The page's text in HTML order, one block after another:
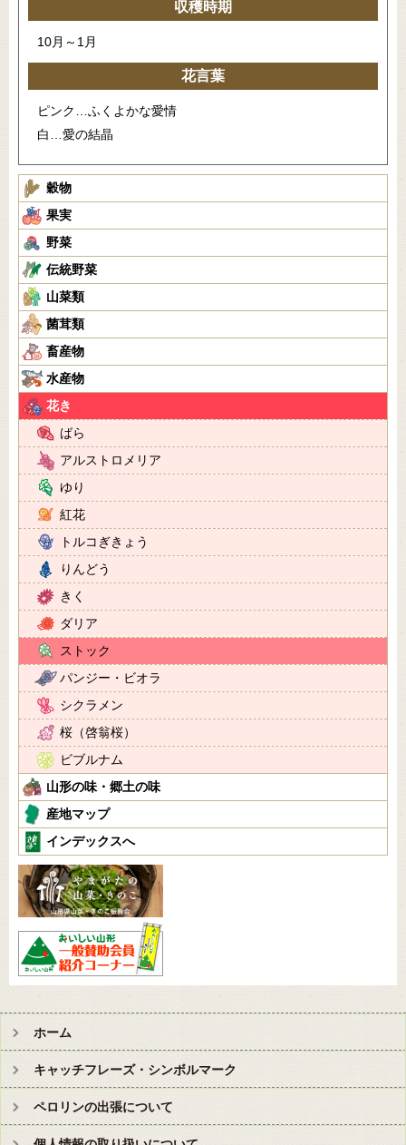
収穫時期
10月～1月
花言葉
ピンク…ふくよかな愛情
白…愛の結晶
穀物
果実
野菜
伝統野菜
山菜類
菌茸類
畜産物
水産物
花き
ばら
アルストロメリア
ゆり
紅花
トルコぎきょう
りんどう
きく
ダリア
ストック
パンジー・ビオラ
シクラメン
桜（啓翁桜）
ビブルナム
山形の味・郷土の味
産地マップ
インデックスへ
ホーム
キャッチフレーズ・シンボルマーク
ペロリンの出張について